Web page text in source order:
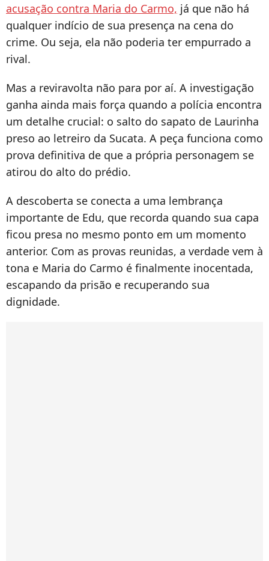
acusação contra Maria do Carmo, já que não há
qualquer indício de sua presença na cena do
crime. Ou seja, ela não poderia ter empurrado a
rival.
Mas a reviravolta não para por aí. A investigação
ganha ainda mais força quando a polícia encontra
um detalhe crucial: o salto do sapato de Laurinha
preso ao letreiro da Sucata. A peça funciona como
prova definitiva de que a própria personagem se
atirou do alto do prédio.
A descoberta se conecta a uma lembrança
importante de Edu, que recorda quando sua capa
ficou presa no mesmo ponto em um momento
anterior. Com as provas reunidas, a verdade vem à
tona e Maria do Carmo é finalmente inocentada,
escapando da prisão e recuperando sua
dignidade.